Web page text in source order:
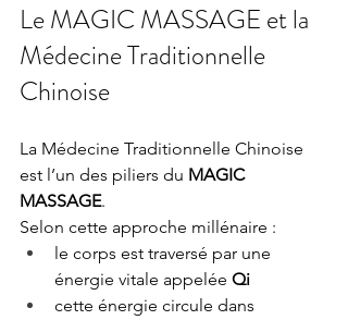
Le MAGIC MASSAGE et la
Médecine Traditionnelle
Chinoise
La Médecine Traditionnelle Chinoise
est l’un des piliers du MAGIC
MASSAGE.
Selon cette approche millénaire :
le corps est traversé par une
énergie vitale appelée Qi
cette énergie circule dans